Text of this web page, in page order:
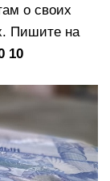
в
а
ц
о своих
Пишите на
10